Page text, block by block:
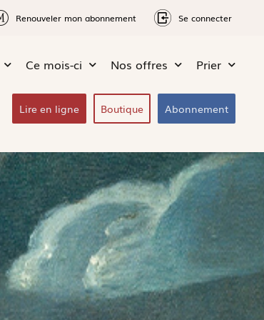
Renouveler mon abonnement Se connecter
Ce mois-ci Nos offres Prier
Lire en ligne Boutique Abonnement